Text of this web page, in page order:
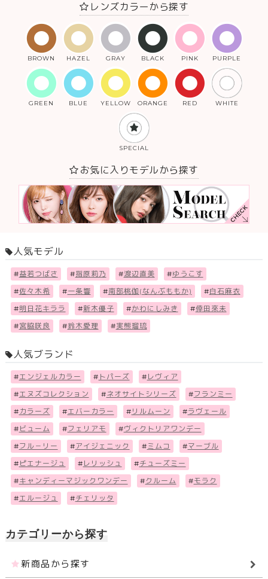
レンズカラーから探す
BROWN HAZEL GRAY BLACK PINK PURPLE
GREEN BLUE YELLOW ORANGE RED WHITE
SPECIAL
お気に入りモデルから探す
人気モデル
#益若つばさ #指原莉乃 #渡辺直美 #ゆうこす
#佐々木希 #一条響 #南部桃伽(なんぶももか) #白石麻衣
#明日花キララ #新木優子 #かわにしみき #倖田來未
#宮脇咲良 #鈴木愛理 #実熊瑠琉
人気ブランド
#エンジェルカラー # トパーズ # レヴィア
#エヌズコレクション #ネオサイトシリーズ #フランミー
# カラーズ #エバーカラー # リルムーン #ラヴェール
# ビューム #フェリアモ #ヴィクトリアワンデー
#フル－リー #アイジェニック # ミムコ #マーブル
# ピエナージュ # レリッシュ #チューズミー
#キャンディーマジックワンデー #クルーム #モラク
#エルージュ #チェリッタ
カテゴリーから探す
新商品から探す